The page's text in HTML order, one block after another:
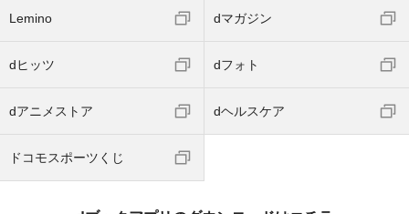
Lemino dマガジン
dヒッツ dフォト
dアニメストア dヘルスケア
ドコモスポーツくじ